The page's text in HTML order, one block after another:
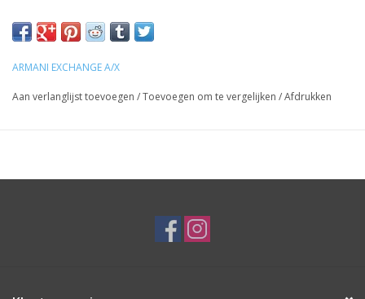
ARMANI EXCHANGE A/X
Aan verlanglijst toevoegen /Toevoegen om te vergelijken /Afdrukken